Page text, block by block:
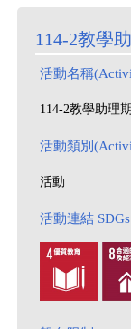
114-2教
活動名稱
114-2教學助理
活動類別
活動
活動連結